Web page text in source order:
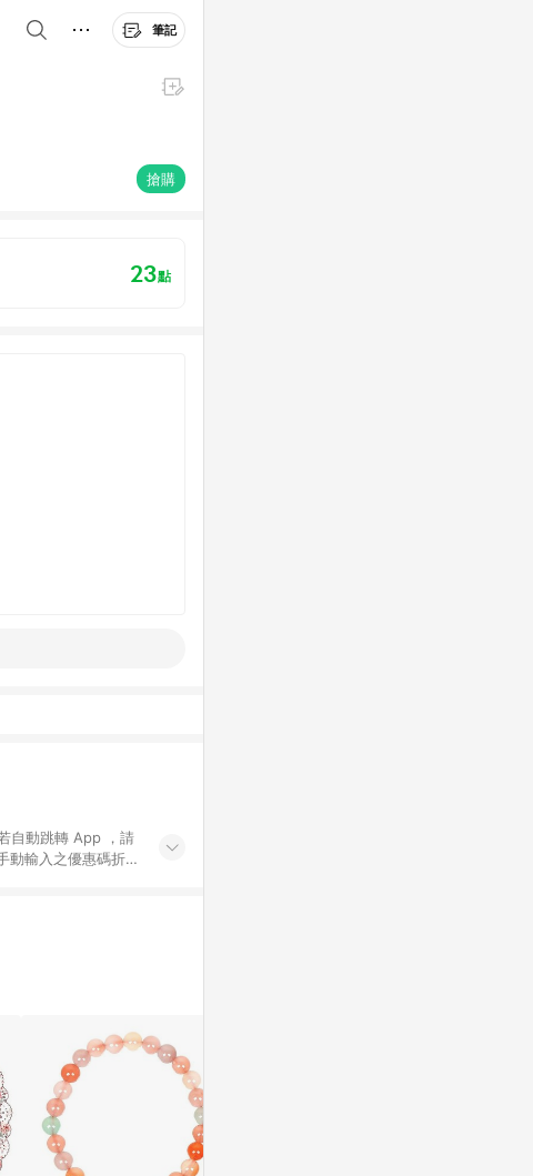
筆記
搶購
23點
自動跳轉 App ，請
動輸入之優惠碼折
將於出貨後 45 天
並完成訂單，不